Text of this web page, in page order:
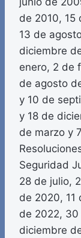
de 2010, 15
13 de
diciembre
enero, 2 de
de agosto
y 10 de
y 18 de
de marzo y
Seguridad
28 de julio,
de 2020, 11
de 2022,
diciembre